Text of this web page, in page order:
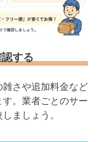
する
さや追加料金など
。業者ごとのサー
ましょう。